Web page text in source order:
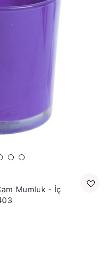
Mumluk - İç